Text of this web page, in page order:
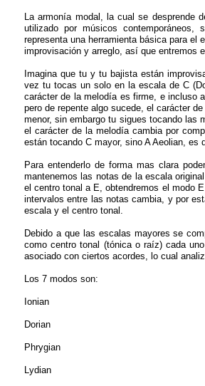
La armonía modal, la cual se desprende
utilizado por músicos
representa una herramienta básica para el
improvisación y arreglo, así que entremos
Imagina que tu y tu bajista están
vez tu tocas un solo en la escala de C
carácter de la melodía es firme, e incluso
pero de repente algo sucede, el carácter
menor, sin embargo tu sigues tocando las
el carácter de la melodía cambia por
están tocando C mayor, sino A Aeolian, es
Para entenderlo de forma mas clara
mantenemos las notas de la escala
el centro tonal a E, obtendremos el modo
intervalos entre las notas cambia, y por
escala y el centro tonal.
Debido a que las escalas mayores se
como centro tonal (tónica o raíz) cada
asociado con ciertos acordes, lo cual
Los 7 modos son:
Ionian
Dorian
Phrygian
Lydian